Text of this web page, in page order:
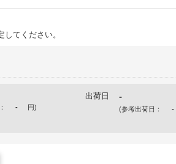
てください。
- 円)
出荷日 -
(参考出荷日： -